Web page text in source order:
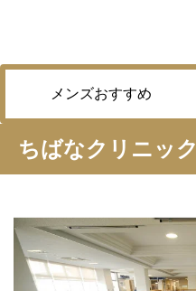
メンズおすすめ
ちばなクリニック